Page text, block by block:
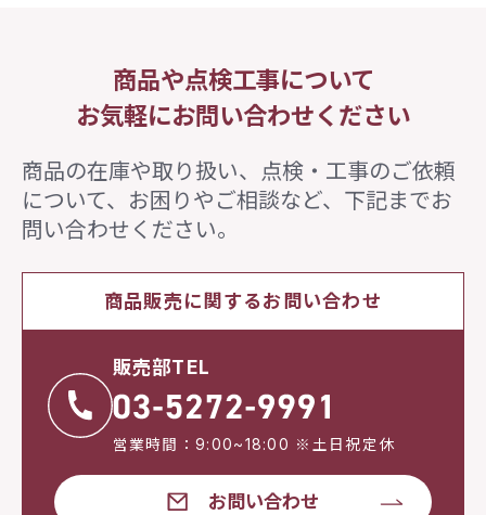
商品や点検工事について
お気軽にお問い合わせください
商品の在庫や取り扱い、点検・工事のご依頼
について、 お困りやご相談など、下記までお
問い合わせください。
商品販売に関するお問い合わせ
販売部TEL
営業時間：9:00~18:00 ※土日祝定休
お問い合わせ